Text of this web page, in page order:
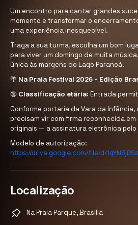
Um encontro para cantar grandes
momento e transformar o
uma experiência inesquecível.
Traga a sua turma, escolha um bom
para viver um domingo de muita
única às margens do Lago Paranoá.
🌴 Na Praia Festival 2026 – Edição
🔞 Classificação etária: Entrada
Conforme portaria da Vara da Infância,
precisam vir com firma reconhecida
originais — a assinatura eletrônica pelo
Modelo de autorização:
https://drive.google.com/file/d/
Localização
Na Praia Parque, Brasília